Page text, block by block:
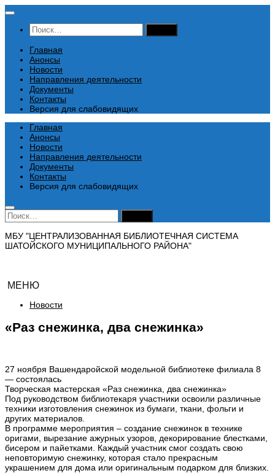
Перейти
содержимому
Найти:
Главная
Анонсы
Новости
Направления деятельности
Документы
Контакты
Версия для слабовидящих
Главная
Анонсы
Новости
Направления деятельности
Документы
Контакты
Версия для слабовидящих
Найти:
МБУ "ЦЕНТРАЛИЗОВАННАЯ БИБЛИОТЕЧНАЯ СИСТЕМА
ШАТОЙСКОГО МУНИЦИПАЛЬНОГО РАЙОНА"
МЕНЮ
Новости
«Раз снежинка, два снежинка»
27 ноября Вашендаройской модельной библиотеке филиала 8
— состоялась
Творческая мастерская «Раз снежинка, два снежинка»
Под руководством библиотекаря участники освоили различные
техники изготовления снежинок из бумаги, ткани, фольги и
других материалов.
В программе мероприятия – создание снежинок в технике
оригами, вырезание ажурных узоров, декорирование блестками,
бисером и пайетками. Каждый участник смог создать свою
неповторимую снежинку, которая стало прекрасным
украшением для дома или оригинальным подарком для близких.